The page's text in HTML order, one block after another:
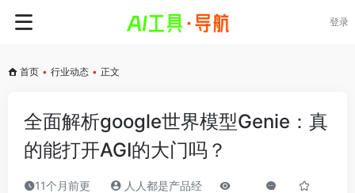
登录
首页 • 行业动态 • 正文
全面解析google世界模型Genie：真
的能打开AGI的大门吗？
11个月前更
人人都是产品经